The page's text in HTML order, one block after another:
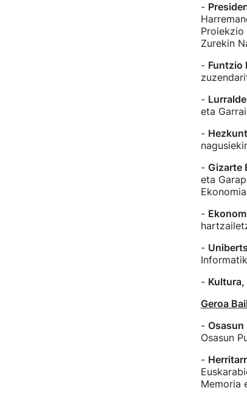
-
Zurekin
- Funtzio
-
eta
-
- Gizarte
eta
-
-
-
Geroa
- Osasun
Osasun
-
Memoria